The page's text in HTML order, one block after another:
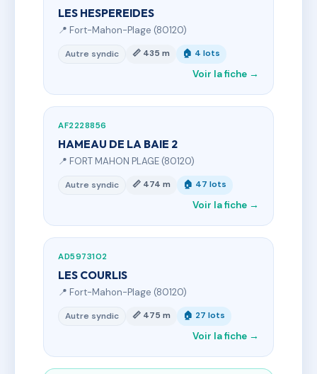
LES HESPEREIDES
📍 Fort-Mahon-Plage (80120)
Autre syndic 📏 435 m 🏠 4 lots
Voir la fiche →
AF2228856
HAMEAU DE LA BAIE 2
📍 FORT MAHON PLAGE (80120)
Autre syndic 📏 474 m 🏠 47 lots
Voir la fiche →
AD5973102
LES COURLIS
📍 Fort-Mahon-Plage (80120)
Autre syndic 📏 475 m 🏠 27 lots
Voir la fiche →